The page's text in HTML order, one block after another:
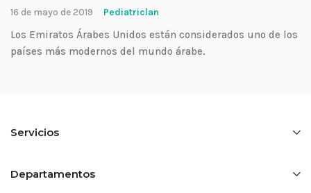
16 de mayo de 2019 Pediatriclan
Los Emiratos Árabes Unidos están considerados uno de los
países más modernos del mundo árabe.
Servicios
Departamentos